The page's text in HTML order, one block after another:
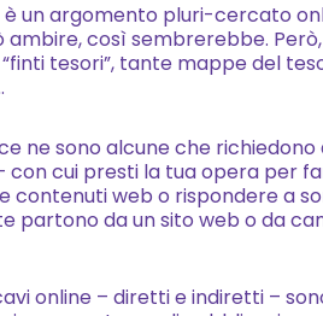
è un argomento pluri-cercato
ambire, così sembrerebbe.
tesori”, tante mappe del
ne sono alcune che
con cui presti la tua opera per
contenuti web o rispondere a
partono da un sito web o da
online – diretti e indiretti –